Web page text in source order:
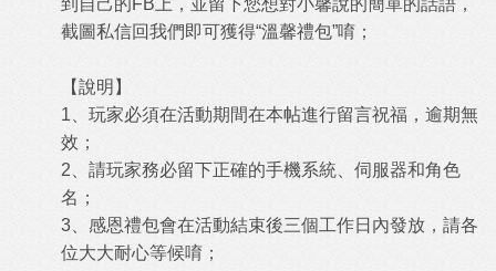
到自己的FB上，並留下您想對小馨說的簡單的話語，
截圖私信回我們即可獲得“溫馨禮包”唷；
【說明】
1、玩家必須在活動期間在本帖進行留言祝福，逾期無
效；
2、請玩家務必留下正確的手機系統、伺服器和角色
名；
3、感恩禮包會在活動結束後三個工作日內發放，請各
位大大耐心等候唷；